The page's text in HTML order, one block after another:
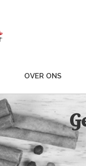
OVER ONS